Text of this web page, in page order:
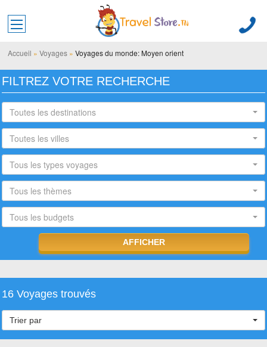
Toggle main menu visibility
Accueil » Voyages » Voyages du monde: Moyen orient
FILTREZ VOTRE RECHERCHE
Toutes les destinations
Toutes les villes
Tous les types voyages
Tous les thèmes
Tous les budgets
16 Voyages trouvés
Trier par